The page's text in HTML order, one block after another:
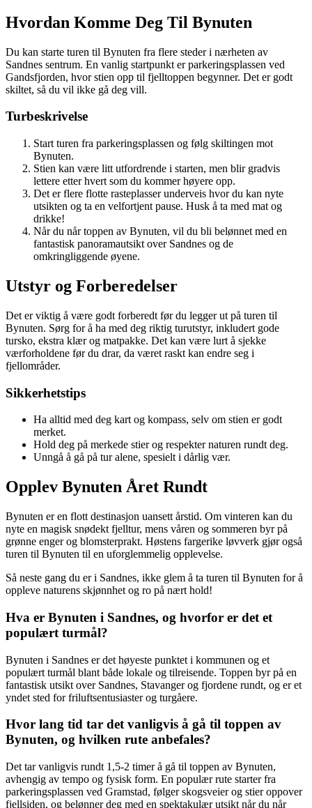
Hvordan Komme Deg Til Bynuten
Du kan starte turen til Bynuten fra flere steder i nærheten av
Sandnes sentrum. En vanlig startpunkt er parkeringsplassen ved
Gandsfjorden, hvor stien opp til fjelltoppen begynner. Det er godt
skiltet, så du vil ikke gå deg vill.
Turbeskrivelse
Start turen fra parkeringsplassen og følg skiltingen mot
Bynuten.
Stien kan være litt utfordrende i starten, men blir gradvis
lettere etter hvert som du kommer høyere opp.
Det er flere flotte rasteplasser underveis hvor du kan nyte
utsikten og ta en velfortjent pause. Husk å ta med mat og
drikke!
Når du når toppen av Bynuten, vil du bli belønnet med en
fantastisk panoramautsikt over Sandnes og de
omkringliggende øyene.
Utstyr og Forberedelser
Det er viktig å være godt forberedt før du legger ut på turen til
Bynuten. Sørg for å ha med deg riktig turutstyr, inkludert gode
tursko, ekstra klær og matpakke. Det kan være lurt å sjekke
værforholdene før du drar, da været raskt kan endre seg i
fjellområder.
Sikkerhetstips
Ha alltid med deg kart og kompass, selv om stien er godt
merket.
Hold deg på merkede stier og respekter naturen rundt deg.
Unngå å gå på tur alene, spesielt i dårlig vær.
Opplev Bynuten Året Rundt
Bynuten er en flott destinasjon uansett årstid. Om vinteren kan du
nyte en magisk snødekt fjelltur, mens våren og sommeren byr på
grønne enger og blomsterprakt. Høstens fargerike løvverk gjør også
turen til Bynuten til en uforglemmelig opplevelse.
Så neste gang du er i Sandnes, ikke glem å ta turen til Bynuten for å
oppleve naturens skjønnhet og ro på nært hold!
Hva er Bynuten i Sandnes, og hvorfor er det et
populært turmål?
Bynuten i Sandnes er det høyeste punktet i kommunen og et
populært turmål blant både lokale og tilreisende. Toppen byr på en
fantastisk utsikt over Sandnes, Stavanger og fjordene rundt, og er et
yndet sted for friluftsentusiaster og turgåere.
Hvor lang tid tar det vanligvis å gå til toppen av
Bynuten, og hvilken rute anbefales?
Det tar vanligvis rundt 1,5-2 timer å gå til toppen av Bynuten,
avhengig av tempo og fysisk form. En populær rute starter fra
parkeringsplassen ved Gramstad, følger skogsveier og stier oppover
fjellsiden, og belønner deg med en spektakulær utsikt når du når